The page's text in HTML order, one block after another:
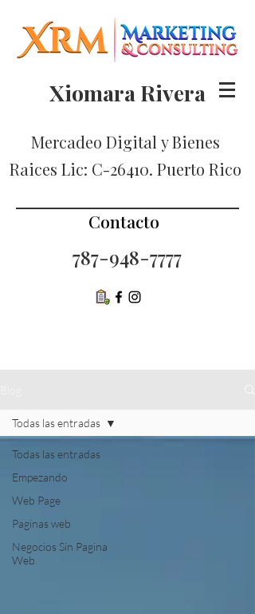
Xiomara Rivera
Mercadeo Digital y Bienes
Raices Lic: C-26410. Puerto Rico
Contacto
787-948-7777
Todas las entradas
Empezando
Web Page
Paginas web
Negocios Sin Pagina
Web
Todas las entradas